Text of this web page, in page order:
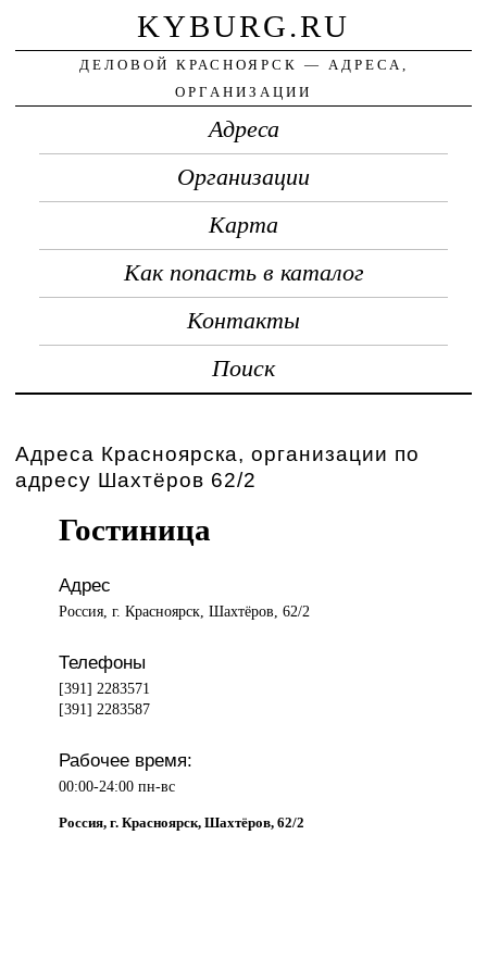
KYBURG.RU
ДЕЛОВОЙ КРАСНОЯРСК — АДРЕСА,
ОРГАНИЗАЦИИ
Адреса
Организации
Карта
Как попасть в каталог
Контакты
Поиск
Адреса Красноярска, организации по
адресу Шахтёров 62/2
Гостиница
Адрес
Россия, г. Красноярск, Шахтёров, 62/2
Телефоны
[391] 2283571
[391] 2283587
Рабочее время:
00:00-24:00 пн-вс
Россия, г. Красноярск, Шахтёров, 62/2